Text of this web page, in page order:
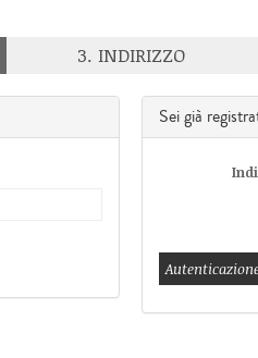
3. INDIRIZZO
Sei già